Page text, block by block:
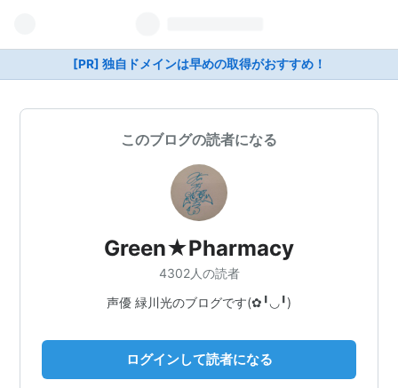
[PR] 独自ドメインは早めの取得がおすすめ！
このブログの読者になる
Green★Pharmacy
4302人の読者
声優 緑川光のブログです(✿╹◡╹)
ログインして読者になる